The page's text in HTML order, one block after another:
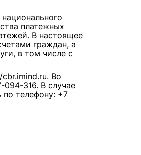
платежных
В настоящее
граждан, а
в том числе с
Во
316. В случае
по телефону: +7